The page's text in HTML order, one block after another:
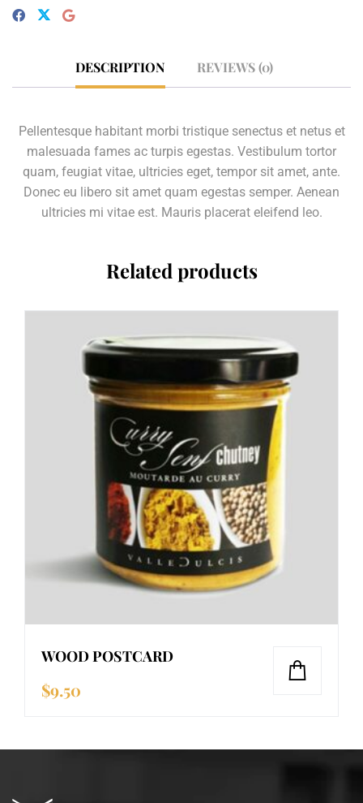
DESCRIPTION REVIEWS (0)
Pellentesque habitant morbi tristique senectus et netus et
malesuada fames ac turpis egestas. Vestibulum tortor
quam, feugiat vitae, ultricies eget, tempor sit amet, ante.
Donec eu libero sit amet quam egestas semper. Aenean
ultricies mi vitae est. Mauris placerat eleifend leo.
Related products
WOOD POSTCARD
$9.50